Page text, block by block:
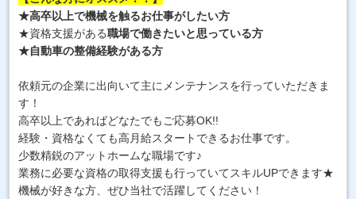
★高卒以上で機械を触るお仕事がしたい方
★資格支援がある職場で働きたいと思っている方
★自動車の整備経験がある方
依頼元の企業に出向いて主にメンテナンスを行っていただきま
す！
高卒以上であればどなたでもご応募OK!!
経験・資格なくても高月給スタートできるお仕事です。
少数精鋭のアットホームな職場です♪
業務に必要な資格の取得支援も行っていてスキルUPできます★
機械が好きな方、ぜひ当社で活躍してください！